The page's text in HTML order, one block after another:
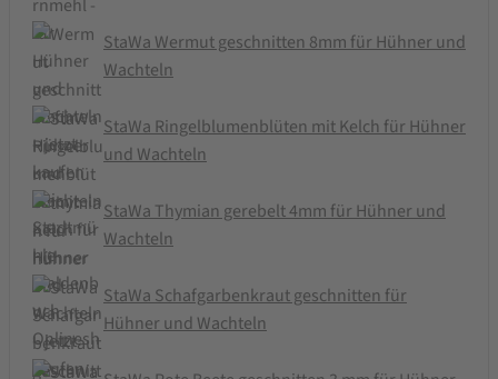
StaWa Wermut geschnitten 8mm für Hühner und
Wachteln
StaWa Ringelblumenblüten mit Kelch für Hühner
und Wachteln
StaWa Thymian gerebelt 4mm für Hühner und
Wachteln
StaWa Schafgarbenkraut geschnitten für
Hühner und Wachteln